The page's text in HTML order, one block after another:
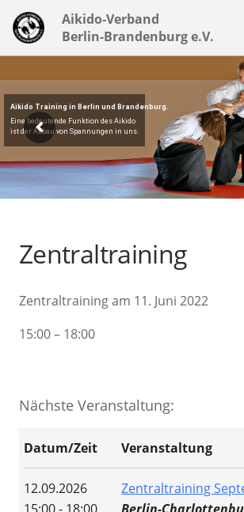
Aikido-Verband
Berlin-Brandenburg e.V.
Aikido Training in Berlin und Brandenburg.
Eine bedeutende Funktion des Aikido
ist der Abbau von Spannungen in uns.
Zentraltraining
Zentraltraining am 11. Juni 2022
15:00 – 18:00
Nächste Veranstaltung:
Datum/Zeit Veranstaltung
12.09.2026
Zentraltraining